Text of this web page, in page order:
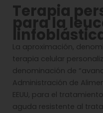
Terapia
para la
La aproximación,
terapia celular
denominación de
Administración de
EEUU, para el
aguda resistente al